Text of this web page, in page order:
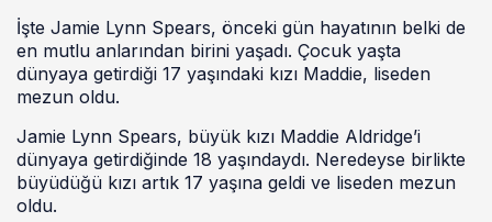
İşte Jamie Lynn Spears, önceki gün hayatının belki de
en mutlu anlarından birini yaşadı. Çocuk yaşta
dünyaya getirdiği 17 yaşındaki kızı Maddie, liseden
mezun oldu.
Jamie Lynn Spears, büyük kızı Maddie Aldridge’i
dünyaya getirdiğinde 18 yaşındaydı. Neredeyse birlikte
büyüdüğü kızı artık 17 yaşına geldi ve liseden mezun
oldu.